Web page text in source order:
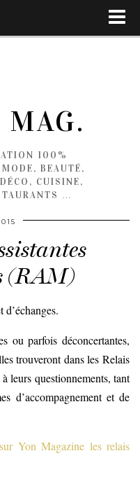
MAG.
100%
BEAUTÉ,
CUISINE,
…
(RAM)
ou parfois déconcertantes,
trouveront dans les Relais
leurs questionnements, tant
d’accompagnement et de
Yon Magazine les relais